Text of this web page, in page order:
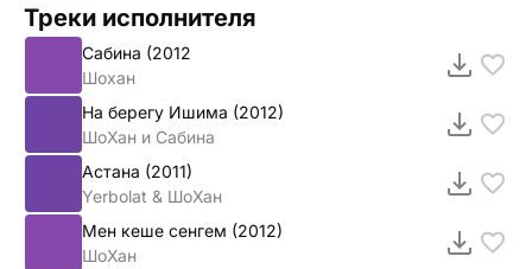
Треки исполнителя
Сабина (2012
Шохан
На берегу Ишима (2012)
ШоХан и Сабина
Астана (2011)
Yerbolat & ШоХан
Мен кеше сенгем (2012)
ШоХан